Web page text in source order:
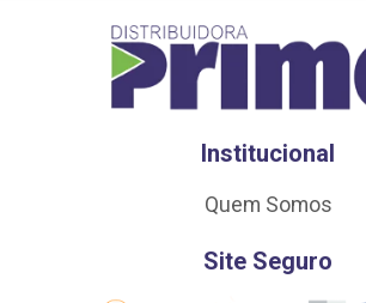
Institucional
Quem Somos
Site Seguro